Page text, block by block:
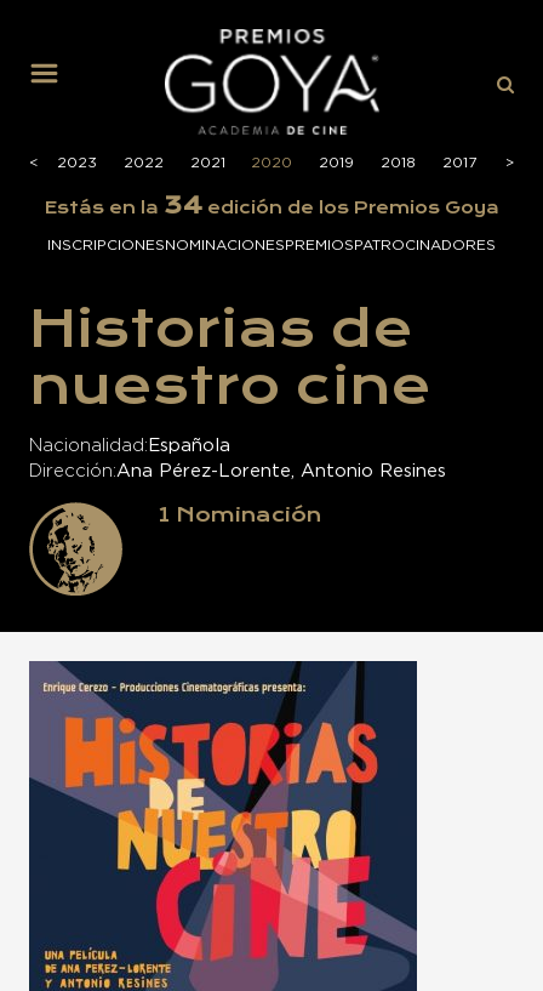
<
< 2023 2022 2021 2020 2019 2018 2017 2016
>
>
Estás en la 34edición de los Premios Goya
INSCRIPCIONESNOMINACIONESPREMIOSPATROCINADORES
Historias de
nuestro cine
Nacionalidad Española
Dirección Ana Pérez-Lorente, Antonio Resines
1 Nominación